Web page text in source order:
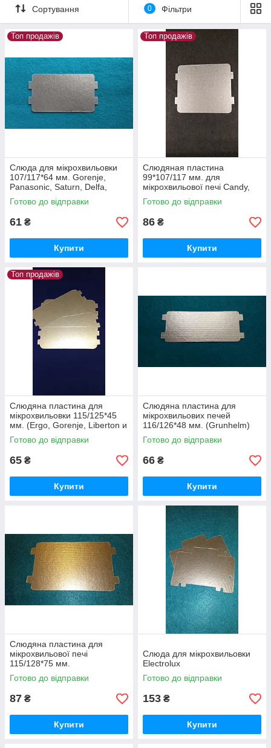
01
ефективний захист від жирових випарів, бризок
від нагрітих продуктів.
02
Нова слюдяная пластина покращує естетичний
вигляд робочої камери мікрохвильовки,
підвищує ККД печі.
03
Для кожного виду слюдяних пластин на сайті
розмірами — це виключає помилки при
04
У разі необхідності заміни слюди в рідкісних і
ексклюзивних моделях СВЧ-печей пропонуємо
широкий вибір заготовок різних розмірів для
самостійного вирізання.
Перейти в каталог
Сортування 0 Фільтри
Топ продажів
Слюда для мікрохвильовки
107/117*64 мм. Gorenje,
Panasonic, Saturn, Delfa,
Zelmer, Elenberg и др.
Готово до відправки
61 ₴
Купити
Топ продажів
Слюдяная пластина
99*107/117 мм. для
мікрохвильової печі Candy,
Midea, Digital і ін.
Готово до відправки
86 ₴
Купити
Топ продажів
Слюдяна пластина для
мікрохвильовки 115/125*45
мм. (Ergo, Gorenje, Liberton и
др.)
Готово до відправки
65 ₴
Купити
Слюдяна пластина для
мікрохвильових печей
116/126*48 мм. (Grunhelm)
Готово до відправки
66 ₴
Купити
Слюдяна пластина для
мікрохвильової печі
115/128*75 мм.
Готово до відправки
87 ₴
Купити
Слюда для мікрохвильовки
Electrolux
Готово до відправки
153 ₴
Купити